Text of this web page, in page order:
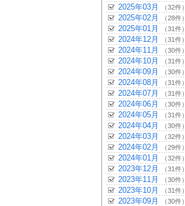
2025年03月 （32件）
2025年02月 （28件）
2025年01月 （31件）
2024年12月 （31件）
2024年11月 （30件）
2024年10月 （31件）
2024年09月 （30件）
2024年08月 （31件）
2024年07月 （31件）
2024年06月 （30件）
2024年05月 （31件）
2024年04月 （30件）
2024年03月 （32件）
2024年02月 （29件）
2024年01月 （32件）
2023年12月 （31件）
2023年11月 （30件）
2023年10月 （31件）
2023年09月 （30件）